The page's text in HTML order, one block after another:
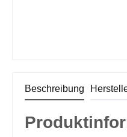
Beschreibung